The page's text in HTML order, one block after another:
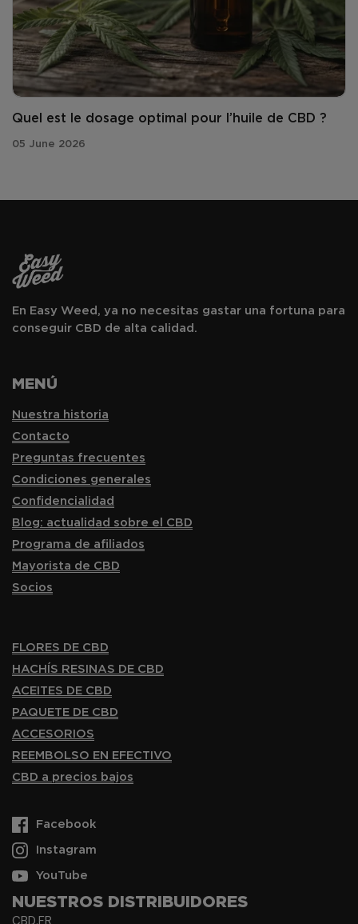
Quel est le dosage optimal pour l’huile de CBD ?
05 June 2026
En Easy Weed, ya no necesitas gastar una fortuna para
conseguir CBD de alta calidad.
MENÚ
Nuestra historia
Contacto
Preguntas frecuentes
Condiciones generales
Confidencialidad
Blog: actualidad sobre el CBD
Programa de afiliados
Mayorista de CBD
Socios
FLORES DE CBD
HACHÍS RESINAS DE CBD
ACEITES DE CBD
PAQUETE DE CBD
ACCESORIOS
REEMBOLSO EN EFECTIVO
CBD a precios bajos
Facebook
Instagram
YouTube
NUESTROS DISTRIBUIDORES
CBD.FR